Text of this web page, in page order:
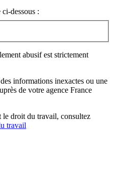
dessous :
abusif est strictement
informations inexactes ou une
de votre agence France
le droit du travail, consultez
travail